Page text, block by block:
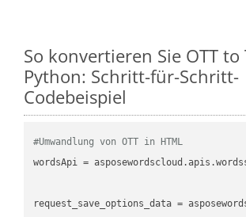
So konvertieren Sie OTT to
Python: Schritt-für-Schritt-
Codebeispiel
#Umwandlung von OTT in HTML
wordsApi =
request_save_options_data =